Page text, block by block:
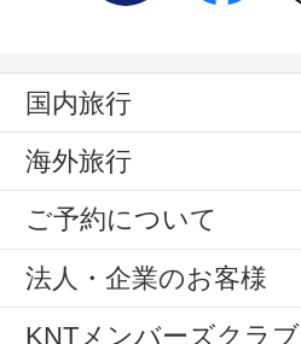
国内旅行
海外旅行
ご予約について
法人・企業のお客様
KNTメンバーズクラブ